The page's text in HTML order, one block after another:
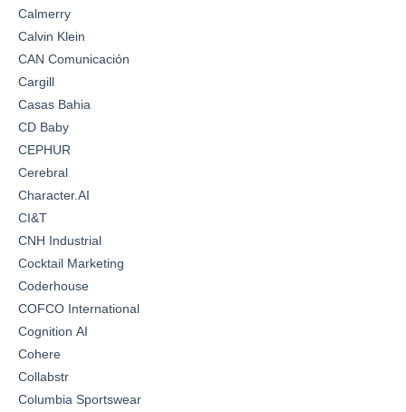
Calmerry
Calvin Klein
CAN Comunicación
Cargill
Casas Bahia
CD Baby
CEPHUR
Cerebral
Character.AI
CI&T
CNH Industrial
Cocktail Marketing
Coderhouse
COFCO International
Cognition AI
Cohere
Collabstr
Columbia Sportswear